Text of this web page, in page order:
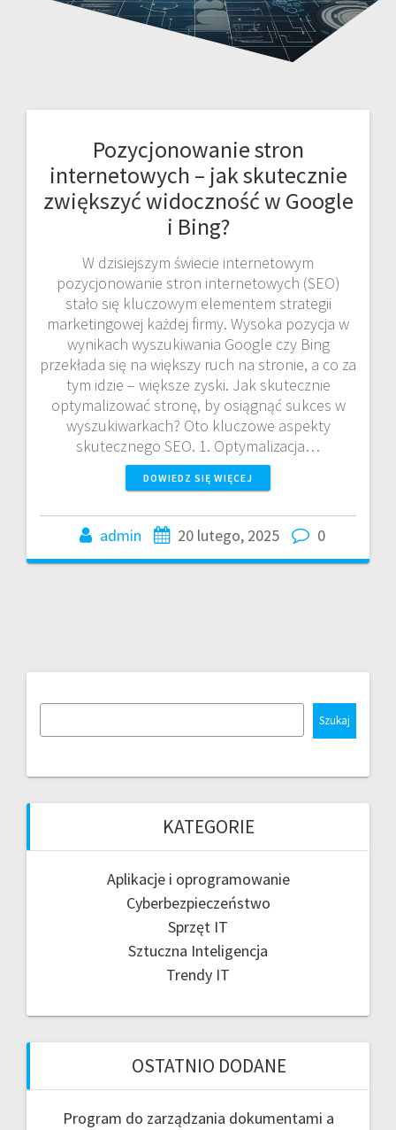
Pozycjonowanie stron
internetowych – jak skutecznie
zwiększyć widoczność w Google
i Bing?
W dzisiejszym świecie internetowym
pozycjonowanie stron internetowych (SEO)
stało się kluczowym elementem strategii
marketingowej każdej firmy. Wysoka pozycja w
wynikach wyszukiwania Google czy Bing
przekłada się na większy ruch na stronie, a co za
tym idzie – większe zyski. Jak skutecznie
optymalizować stronę, by osiągnąć sukces w
wyszukiwarkach? Oto kluczowe aspekty
skutecznego SEO. 1. Optymalizacja…
DOWIEDZ SIĘ WIĘCEJ
admin 20 lutego, 2025 0
Szukaj
KATEGORIE
Aplikacje i oprogramowanie
Cyberbezpieczeństwo
Sprzęt IT
Sztuczna Inteligencja
Trendy IT
OSTATNIO DODANE
Program do zarządzania dokumentami a